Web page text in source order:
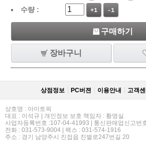
수량 :
+1 -1
구매하기
장바구니
상점정보 PC버젼 이용안내 고객센
상호명 : 아이토픽
대표 : 이석규 | 개인정보 보호 책임자 : 황명실
사업자등록번호 :107-04-41993 | 통신판매업신고번
전화 : 031-573-9004 | 팩스 : 031-574-1916
주소 : 경기 남양주시 진접읍 진벌로247번길 20